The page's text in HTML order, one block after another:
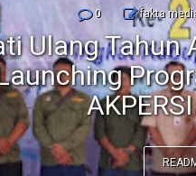
0 fakta
Ulang Tahun